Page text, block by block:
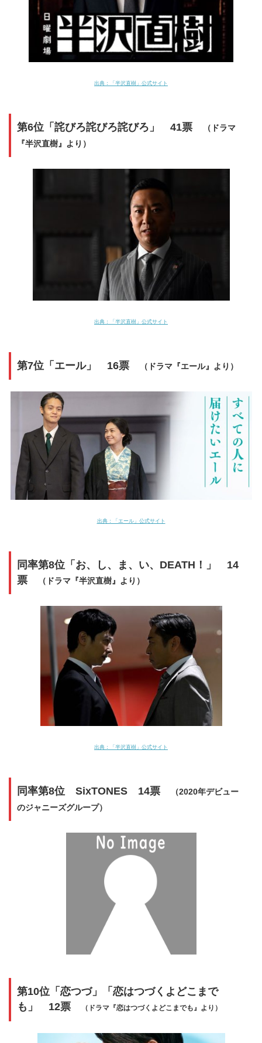
出典： 「半沢直樹」公式サイト
第6位「詫びろ詫びろ詫びろ」 41票
（ドラマ
『半沢直樹』より）
出典： 「半沢直樹」公式サイト
第7位「エール」 16票 （ドラマ『エール』より）
出典：「エール」公式サイト
同率第8位「お、し、ま、い、DEATH！」 14
票
（ドラマ『半沢直樹』より）
出典：「半沢直樹」公式サイト
同率第8位 SixTONES 14票
（2020年デビュー
のジャニーズグループ）
第10位「恋つづ」「恋はつづくよどこまで
も」 12票
（ドラマ『恋はつづくよどこまでも』より）